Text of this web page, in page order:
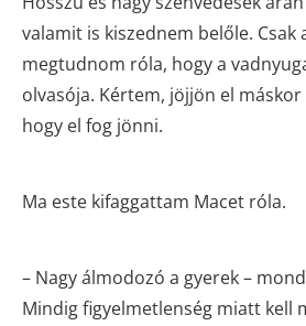
valamit is kiszednem belőle.
megtudnom róla, hogy a
olvasója. Kértem, jöjjön el
hogy el fog jönni.
Ma este kifaggattam Macet róla.
– Nagy álmodozó a gyerek –
Mindig figyelmetlenség miatt kell